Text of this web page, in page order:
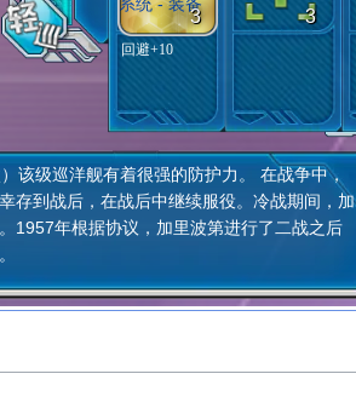
3
回避+10
3
级巡洋舰有着很强的防护力。 在战争中，
存到战后，在战后中继续服役。冷战期间，加
1957年根据协议，加里波第进行了二战之后